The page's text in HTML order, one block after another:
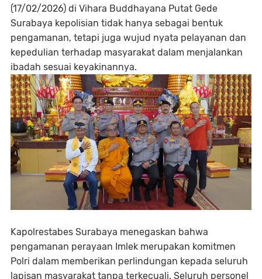
(17/02/2026) di Vihara Buddhayana Putat Gede
Surabaya kepolisian tidak hanya sebagai bentuk
pengamanan, tetapi juga wujud nyata pelayanan dan
kepedulian terhadap masyarakat dalam menjalankan
ibadah sesuai keyakinannya.
Kapolrestabes Surabaya menegaskan bahwa
pengamanan perayaan Imlek merupakan komitmen
Polri dalam memberikan perlindungan kepada seluruh
lapisan masyarakat tanpa terkecuali. Seluruh personel